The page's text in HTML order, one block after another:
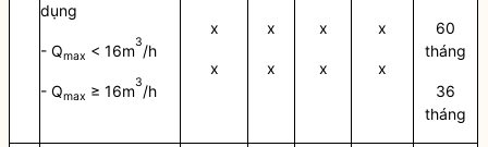
dụng
-Qmax < 16m3/h
-Qmax ≥16m3/h
x
x
x
x
x
x
x
x
60
tháng
36
tháng